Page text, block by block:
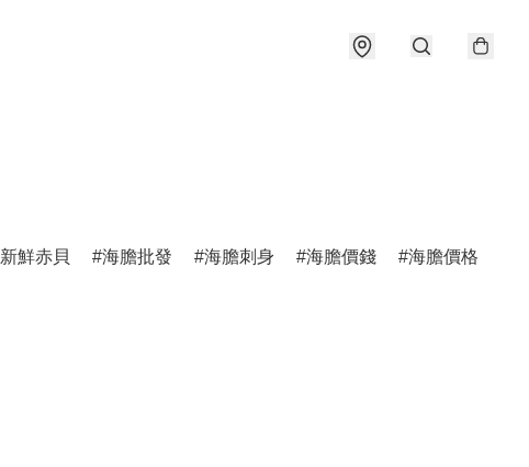
新鮮赤貝 海膽批發 海膽刺身 海膽價錢 海膽價格